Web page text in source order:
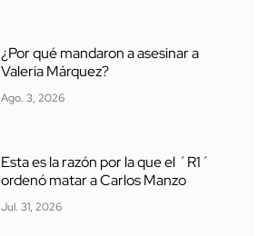
¿Por qué mandaron a asesinar a
Valeria Márquez?
Ago. 3, 2026
Esta es la razón por la que el ´R1´
ordenó matar a Carlos Manzo
Jul. 31, 2026